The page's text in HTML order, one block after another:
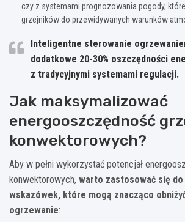
czy z systemami prognozowania pogody,
grzejników do przewidywanych warunków
Inteligentne sterowanie
dodatkowe 20-30% oszczędności
z tradycyjnymi systemami regulacji.
Jak maksymalizować
energooszczędność
konwektorowych?
Aby w pełni wykorzystać potencjał
konwektorowych, warto zastosować się
wskazówek, które mogą znacząco
ogrzewanie: